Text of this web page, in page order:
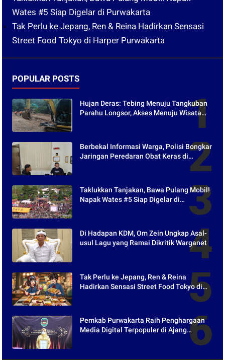
Wates #5 Siap Digelar di Purwakarta
Tak Perlu ke Jepang, Ren & Reina Hadirkan Sensasi
Street Food Tokyo di Harper Purwakarta
POPULAR POSTS
Hujan Deras: Tebing Menuju Tangkuban
Parahu Longsor, Akses Menuju Wisata
Berbekal Informasi Warga, Polisi Bongkar
Jaringan Peredaran Obat Keras di
Taklukkan Tanjakan, Bawa Pulang Mobil!
Napak Wates #5 Siap Digelar di
Di Hadapan KDM, Om Zein Ungkap Asal-
usul Lagu yang Ramai Dikritik Warganet
Tak Perlu ke Jepang, Ren & Reina
Hadirkan Sensasi Street Food Tokyo di
Pemkab Purwakarta Raih Penghargaan
Media Digital Terpopuler di Ajang